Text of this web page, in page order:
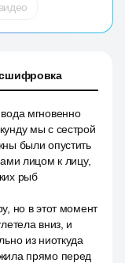
мгновенно
мы с сестрой
были опустить
лицом к лицу,
рыб
но в этот момент
вниз, и
из ниоткуда
прямо перед